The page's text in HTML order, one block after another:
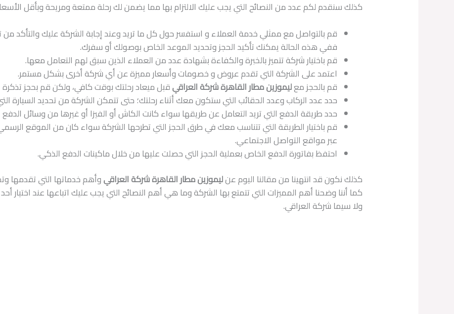
كذلك سنقدم لكم عدد من النصائح التي يجب عليك الالتزام بها مما يضمن لك رحلة ممتعة ومريحة وبأقل
قم بالتواصل مع ممثلي خدمة العملاء و استفسر حول كل ما تريد وعند إجابة الشركة عليك والتأكد
ففي هذه الحالة يمكنك تأكيد الحجز وتحديد الموعد الخاص بوصولك أو سفرك.
قم باختيار شركة تتميز بالخبرة والكفاءة بشهادة عدد من العملاء الذين سبق لهم التعامل معها.
اعتمد على الشركة التي تقدم عروض و خصومات وأسعار مميزة عن أي شركة أخرى بشكل مستمر.
قم بالحجز معليموزين مطار القاهرة شركة العراقيقبل ميعاد رحلتك بوقت كافي، ولكن قم بحجز تذكرة
حدد عدد الركاب وعدد الحقائب التي ستكون معك أثناء رحلتك؛ حتى تتمكن الشركة من تحديد
حدد طريقة الدفع التي تريد التعامل عن طريقها سواء كانت الكاش أو الفيزا أو غيرها من وسائل
قم باختيار الطريقة التي تتناسب معك في طرق الحجز التي تطرحها الشركة سواء كان من الموقع
عبر مواقع التواصل الاجتماعي.
احتفظ بفاتورة الدفع الخاص بعملية الحجز التي حصلت عليها من خلال ماكينات الدفع الذكي.
كذلك نكون قد انتهينا من مقالنا اليوم عنليموزين مطار القاهرة شركة العراقيوأهم خدماتها التي تقدمها
كما أننا وضحنا أهم المميزات التي تتمتع بها الشركة وما هي أهم النصائح التي يجب عليك اتباعها عند اختيار
ولا سيما شركة العراقي.